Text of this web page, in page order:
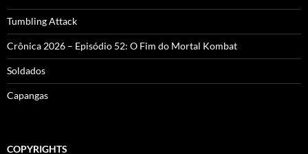
Tumbling Attack
Crônica 2026 – Episódio 52: O Fim do Mortal Kombat
Soldados
Capangas
COPYRIGHTS